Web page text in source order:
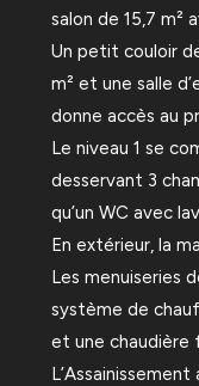
salon de 15,7 m²
Un petit couloir
m² et une salle
donne accès au
Le niveau 1 se
desservant 3
qu’un WC avec
En extérieur, la
Les menuiseries
système de
et une chaudière